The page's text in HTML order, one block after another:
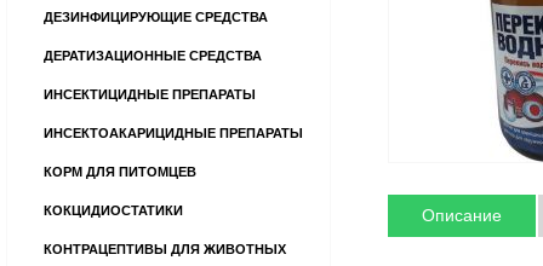
Описание
ДЕЗИНФИЦИРУЮЩИЕ СРЕДСТВА
ДЕРАТИЗАЦИОННЫЕ СРЕДСТВА
ИНСЕКТИЦИДНЫЕ ПРЕПАРАТЫ
ИНСЕКТОАКАРИЦИДНЫЕ ПРЕПАРАТЫ
КОРМ ДЛЯ ПИТОМЦЕВ
КОКЦИДИОСТАТИКИ
КОНТРАЦЕПТИВЫ ДЛЯ ЖИВОТНЫХ